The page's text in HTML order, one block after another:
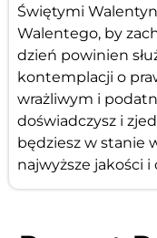
Świętymi
Walentego, by
dzień powinien
kontemplacji o
wrażliwym i
doświadczysz i
będziesz w stanie
najwyższe jakości i